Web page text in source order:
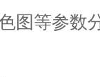
图等参数